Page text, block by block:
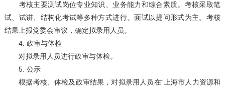
考核主要测试岗位专业知识、业务能力和综合素质。考核采取笔
试、试讲、结构化考试等多种方式进行。面试以提问形式为主。考核
结果上报党委会审议，确定拟录用人员。
4. 政审与体检
对拟录用人员进行政审与体检。
5. 公示
根据考核、体检及政审结果，对拟录用人员在“上海市人力资源和